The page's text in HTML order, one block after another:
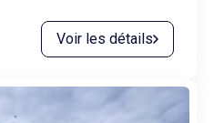
Voir les détails